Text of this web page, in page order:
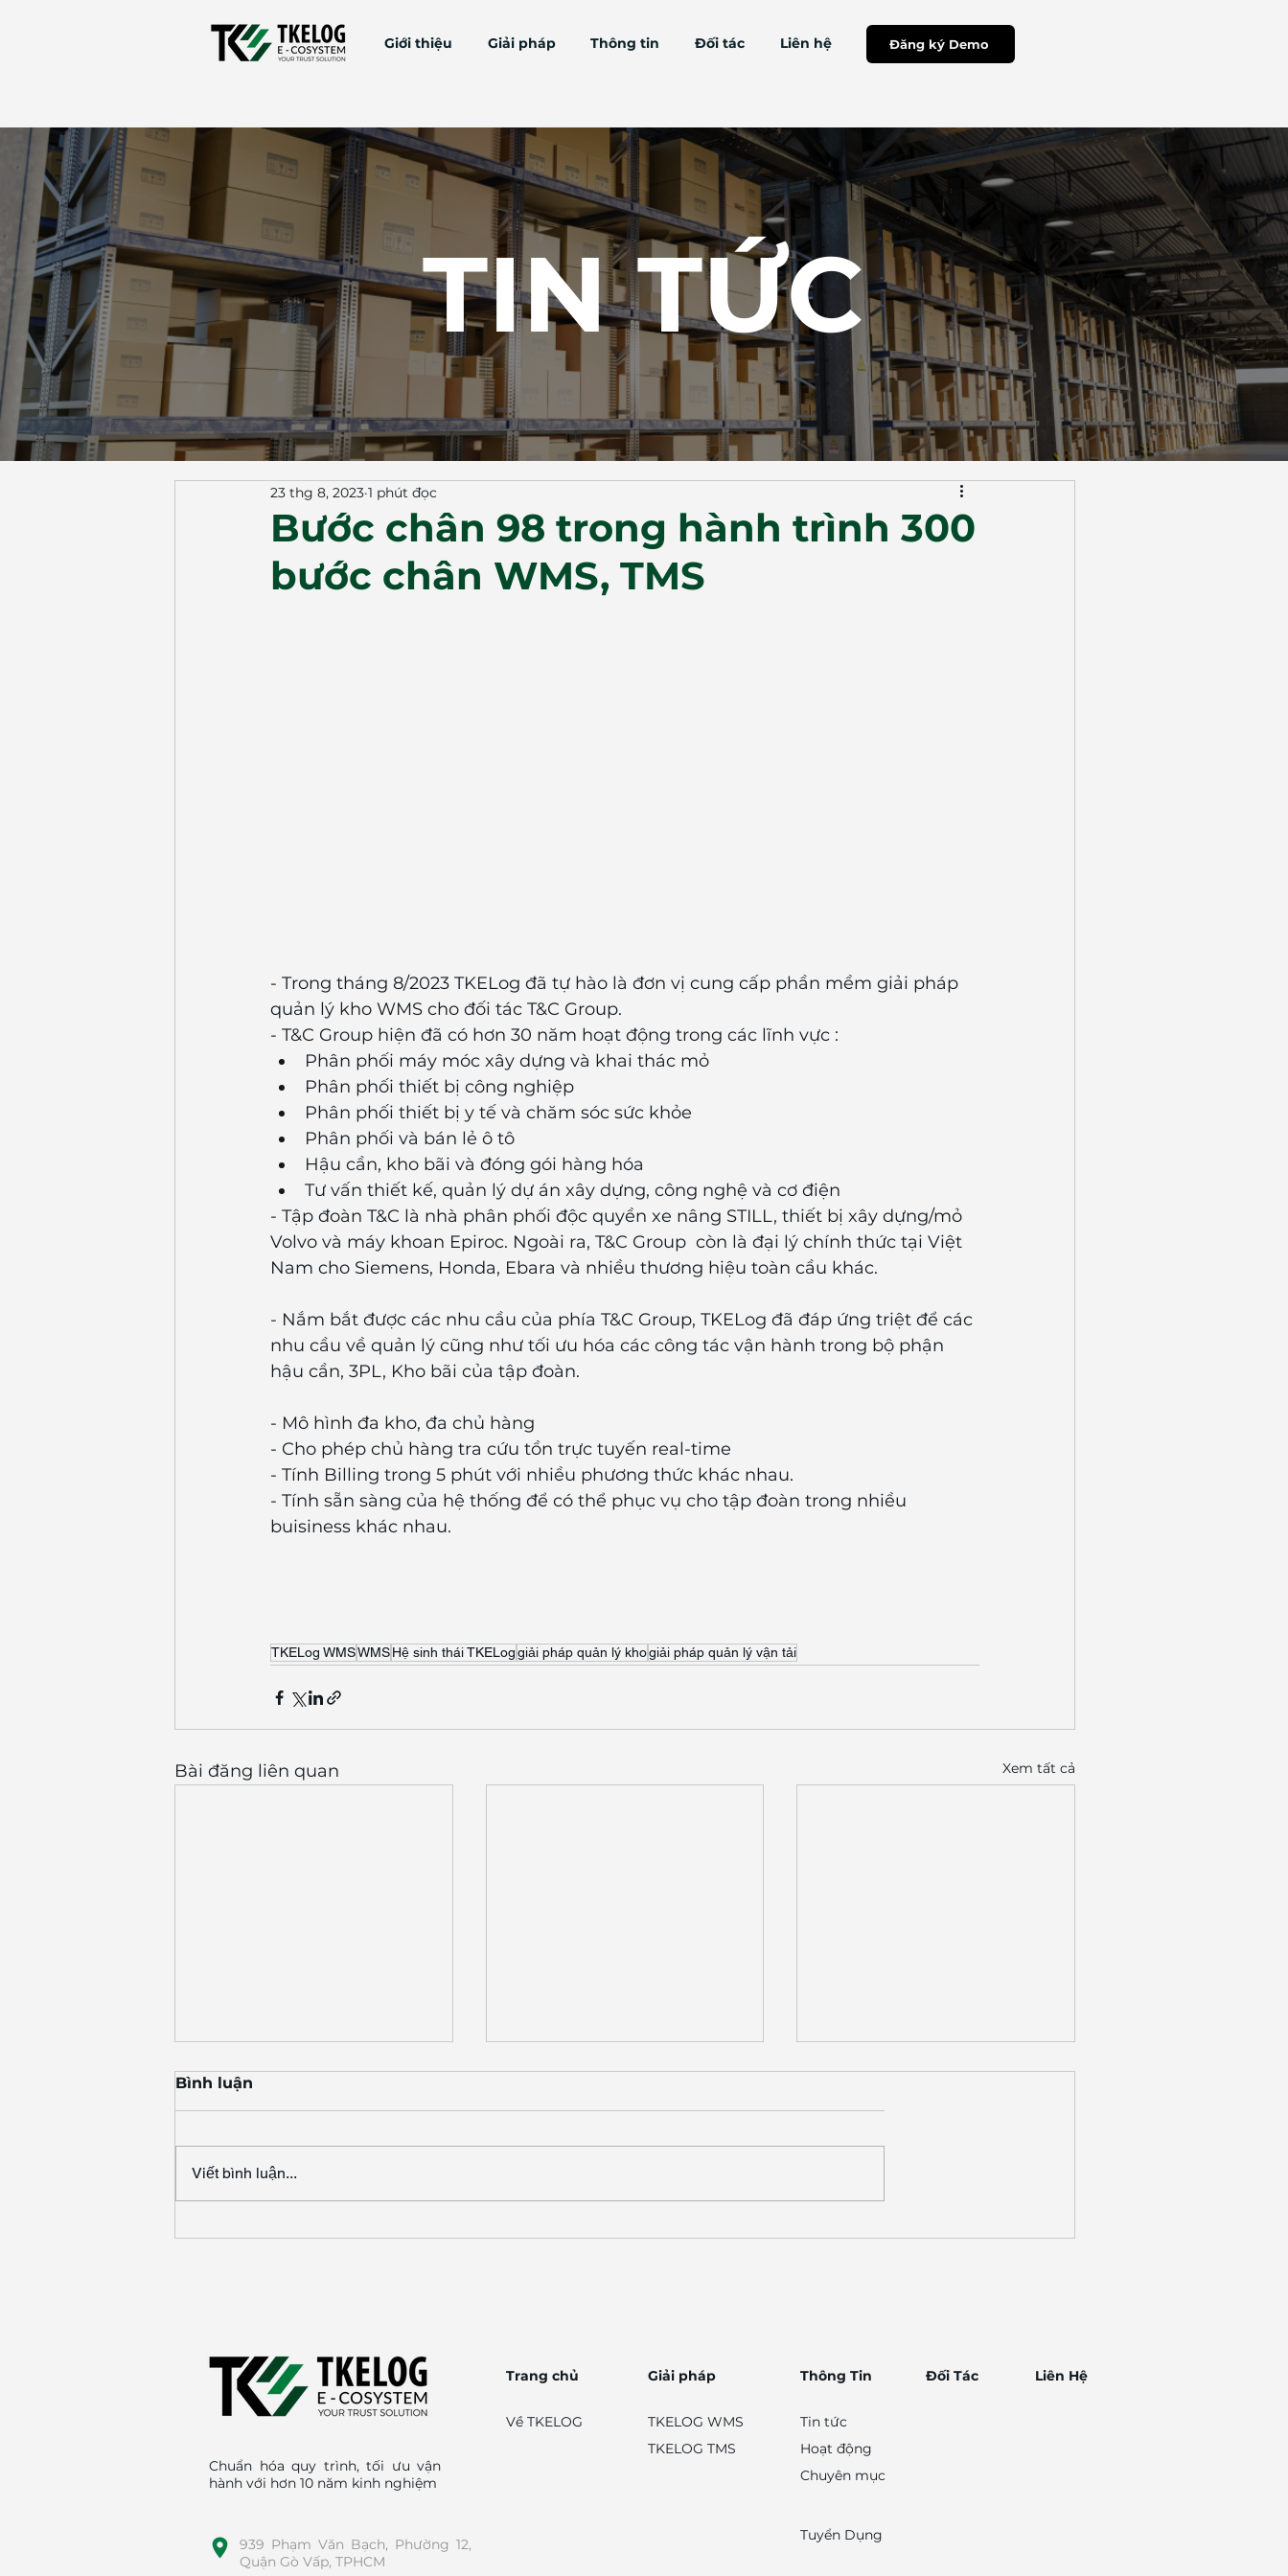
Giới thiệu Giải pháp Thông tin Đối tác Liên hệ Đăng ký Demo
​TIN TỨC
Bước chân 98 trong hành trình 300
bước chân WMS, TMS
23 thg 8, 2023 1 phút đọc
- Trong tháng 8/2023 TKELog đã tự hào là đơn vị cung cấp phần mềm giải pháp
quản lý kho WMS cho đối tác T&C Group.
- T&C Group hiện đã có hơn 30 năm hoạt động trong các lĩnh vực :
Phân phối máy móc xây dựng và khai thác mỏ
Phân phối thiết bị công nghiệp
Phân phối thiết bị y tế và chăm sóc sức khỏe
Phân phối và bán lẻ ô tô
Hậu cần, kho bãi và đóng gói hàng hóa
Tư vấn thiết kế, quản lý dự án xây dựng, công nghệ và cơ điện
- Tập đoàn T&C là nhà phân phối độc quyền xe nâng STILL, thiết bị xây dựng/mỏ
Volvo và máy khoan Epiroc. Ngoài ra, T&C Group  còn là đại lý chính thức tại Việt
Nam cho Siemens, Honda, Ebara và nhiều thương hiệu toàn cầu khác.
- Nắm bắt được các nhu cầu của phía T&C Group, TKELog đã đáp ứng triệt để các
nhu cầu về quản lý cũng như tối ưu hóa các công tác vận hành trong bộ phận
hậu cần, 3PL, Kho bãi của tập đoàn.
- Mô hình đa kho, đa chủ hàng
- Cho phép chủ hàng tra cứu tồn trực tuyến real-time
- Tính Billing trong 5 phút với nhiều phương thức khác nhau.
- Tính sẵn sàng của hệ thống để có thể phục vụ cho tập đoàn trong nhiều
buisiness khác nhau.
TKELog WMSWMSHệ sinh thái TKELoggiải pháp quản lý khogiải pháp quản lý vận tải
Bài đăng liên quan Xem tất cả
Bình luận
Viết bình luận...
Chuẩn hóa quy trình, tối ưu vận
hành với hơn 10 năm kinh nghiệm
Trang chủ
Về TKELOG
Giải pháp
​TKELOG WMS
​TKELOG TMS
​Thông Tin ​Đối Tác
Tin tức
Hoạt động
Liên Hệ
Chuyên mục
939 Phạm Văn Bạch, Phường 12,
Quận Gò Vấp, TPHCM
Tuyển Dụng